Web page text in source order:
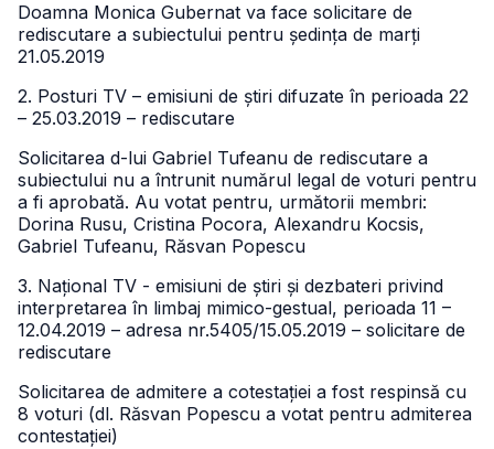
Doamna Monica Gubernat va face solicitare de
rediscutare a subiectului pentru ședința de marți
21.05.2019
2. Posturi TV – emisiuni de știri difuzate în perioada 22
– 25.03.2019 – rediscutare
Solicitarea d-lui Gabriel Tufeanu de rediscutare a
subiectului nu a întrunit numărul legal de voturi pentru
a fi aprobată. Au votat pentru, următorii membri:
Dorina Rusu, Cristina Pocora, Alexandru Kocsis,
Gabriel Tufeanu, Răsvan Popescu
3. Național TV - emisiuni de știri și dezbateri privind
interpretarea în limbaj mimico-gestual, perioada 11 –
12.04.2019 – adresa nr.5405/15.05.2019 – solicitare de
rediscutare
Solicitarea de admitere a cotestației a fost respinsă cu
8 voturi (dl. Răsvan Popescu a votat pentru admiterea
contestației)